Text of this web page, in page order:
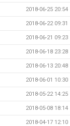
2018-06-25 20:54
2018-06-22 09:31
2018-06-21 09:23
2018-06-18 23:28
2018-06-13 20:48
2018-06-01 10:30
2018-05-22 14:25
2018-05-08 18:14
2018-04-17 12:10